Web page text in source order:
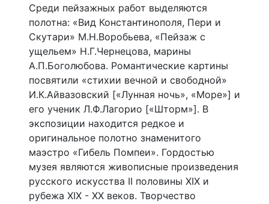
Среди пейзажных работ выделяются
полотна: «Вид Константинополя, Пери и
Скутари» М.Н.Воробьева, «Пейзаж с
ущельем» Н.Г.Чернецова, марины
А.П.Боголюбова. Романтические картины
посвятили «стихии вечной и свободной»
И.К.Айвазовский [«Лунная ночь», «Море»] и
его ученик Л.Ф.Лагорио [«Шторм»]. В
экспозиции находится редкое и
оригинальное полотно знаменитого
маэстро «Гибель Помпеи». Гордостью
музея являются живописные произведения
русского искусства II половины XIX и
рубежа XIX - XX веков. Творчество